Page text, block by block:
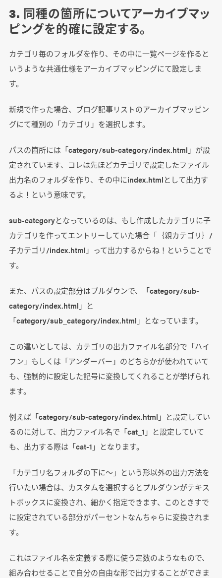
3. 同種の箇所についてアーカイブマッ
ピングを的確に設定する。
カテゴリ毎のフォルダを作り、その中に一覧ページを作ると
いうような共通仕様をアーカイブマッピングにて設定しま
す。
新規で作った場合、ブログ記事リストのアーカイブマッピン
グにて種別の「カテゴリ」を選択します。
パスの箇所には「category/sub-category/index.html」が設
定されています、コレは先ほどカテゴリで設定したファイル
出力名のフォルダを作り、その中にindex.htmlとして出力す
るよ！という意味です。
sub-categoryとなっているのは、もし作成したカテゴリに子
カテゴリを作ってエントリーしていた場合「｛親カテゴリ｝/
子カテゴリ/index.html」って出力するからね！ということで
す。
また、パスの設定部分はプルダウンで、「category/sub-
category/index.html」と
「category/sub_category/index.html」となっています。
この違いとしては、カテゴリの出力ファイル名部分で「ハイ
フン」もしくは「アンダーバー」のどちらかが使われていて
も、強制的に設定した記号に変換してくれることが挙げられ
ます。
例えば「category/sub-category/index.html」と設定してい
るのに対して、出力ファイル名で「cat_1」と設定していて
も、出力する際は「cat-1」となります。
「カテゴリ名フォルダの下に～」という形以外の出力方法を
行いたい場合は、カスタムを選択するとプルダウンがテキス
トボックスに変換され、細かく指定できます、このときすで
に設定されている部分がパーセントなんちゃらに変換されま
す。
これはファイル名を定義する際に使う定数のようなもので、
組み合わせることで自分の自由な形で出力することができま